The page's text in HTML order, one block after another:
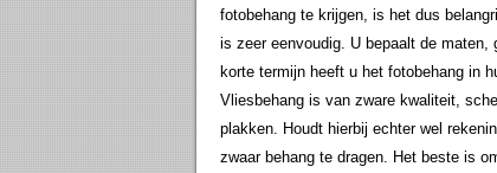
fotobehang te krijgen, is het dus
is zeer eenvoudig. U bepaalt de
korte termijn heeft u het fotobehang in
Vliesbehang is van zware kwaliteit,
plakken. Houdt hierbij echter wel
zwaar behang te dragen. Het beste is